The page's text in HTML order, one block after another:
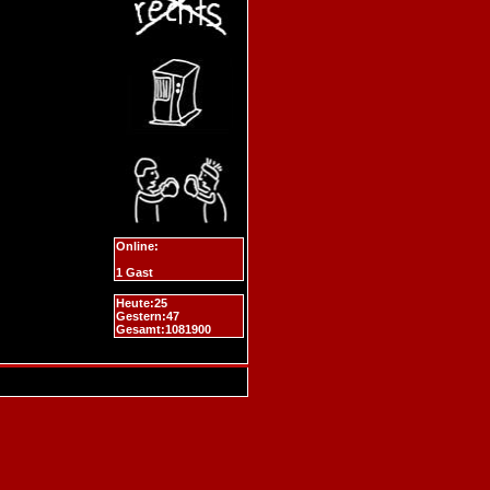
Online:
1 Gast
Heute:25
Gestern:47
Gesamt:1081900